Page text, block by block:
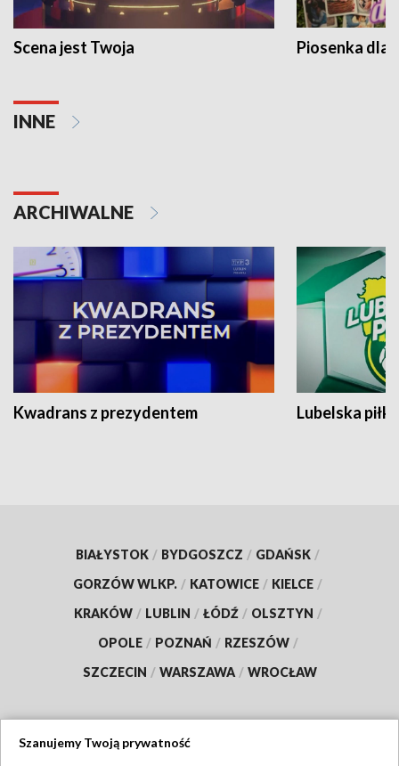
Scena jest Twoja Piosenka dla
INNE
ARCHIWALNE
Kwadrans z prezydentem Lubelska piłka
BIAŁYSTOK / BYDGOSZCZ / GDAŃSK /
GORZÓW WLKP. / KATOWICE / KIELCE /
KRAKÓW / LUBLIN / ŁÓDŹ / OLSZTYN /
OPOLE / POZNAŃ / RZESZÓW /
SZCZECIN / WARSZAWA / WROCŁAW
Szanujemy Twoją prywatność